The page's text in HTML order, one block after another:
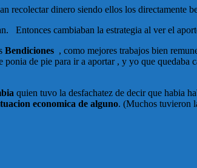
recolectar dinero siendo ellos los directamente
Entonces cambiaban la estrategia al ver el
Bendiciones , como mejores trabajos bien
de pie para ir a aportar , y yo que quedaba
quien tuvo la desfachatez de decir que habia
economica de alguno. (Muchos tuvieron